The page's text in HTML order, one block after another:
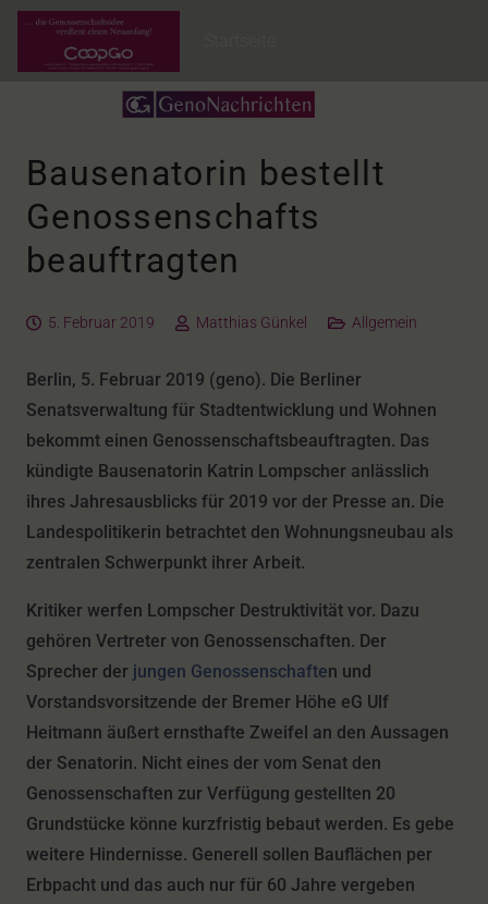
Bausenatorin bestellt
Genossenschafts
beauftragten
5. Februar 2019 Matthias Günkel Allgemein
Berlin, 5. Februar 2019 (geno). Die Berliner
Senatsverwaltung für Stadtentwicklung und Wohnen
bekommt einen Genossenschaftsbeauftragten. Das
kündigte Bausenatorin Katrin Lompscher anlässlich
ihres Jahresausblicks für 2019 vor der Presse an. Die
Landespolitikerin betrachtet den Wohnungsneubau als
zentralen Schwerpunkt ihrer Arbeit.
Kritiker werfen Lompscher Destruktivität vor. Dazu
gehören Vertreter von Genossenschaften. Der
Sprecher der jungen Genossenschaften und
Vorstandsvorsitzende der Bremer Höhe eG Ulf
Heitmann äußert ernsthafte Zweifel an den Aussagen
der Senatorin. Nicht eines der vom Senat den
Genossenschaften zur Verfügung gestellten 20
Grundstücke könne kurzfristig bebaut werden. Es gebe
weitere Hindernisse. Generell sollen Bauflächen per
Erbpacht und das auch nur für 60 Jahre vergeben